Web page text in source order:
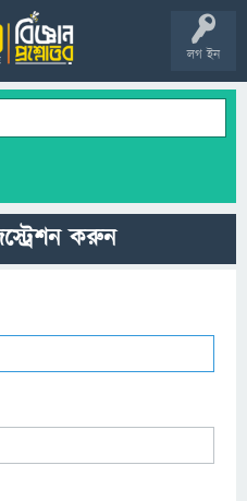
লগ ইন
করুন